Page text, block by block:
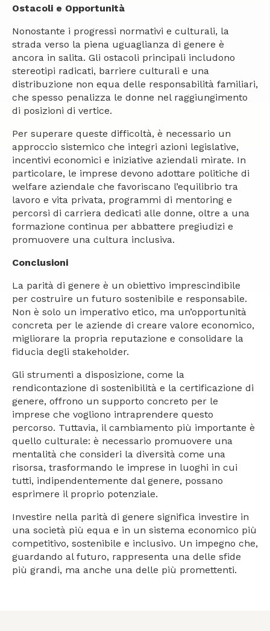
Ostacoli e Opportunità
Nonostante i progressi normativi e culturali, la
strada verso la piena uguaglianza di genere è
ancora in salita. Gli ostacoli principali includono
stereotipi radicati, barriere culturali e una
distribuzione non equa delle responsabilità familiari,
che spesso penalizza le donne nel raggiungimento
di posizioni di vertice.
Per superare queste difficoltà, è necessario un
approccio sistemico che integri azioni legislative,
incentivi economici e iniziative aziendali mirate. In
particolare, le imprese devono adottare politiche di
welfare aziendale che favoriscano l’equilibrio tra
lavoro e vita privata, programmi di mentoring e
percorsi di carriera dedicati alle donne, oltre a una
formazione continua per abbattere pregiudizi e
promuovere una cultura inclusiva.
Conclusioni
La parità di genere è un obiettivo imprescindibile
per costruire un futuro sostenibile e responsabile.
Non è solo un imperativo etico, ma un’opportunità
concreta per le aziende di creare valore economico,
migliorare la propria reputazione e consolidare la
fiducia degli stakeholder.
Gli strumenti a disposizione, come la
rendicontazione di sostenibilità e la certificazione di
genere, offrono un supporto concreto per le
imprese che vogliono intraprendere questo
percorso. Tuttavia, il cambiamento più importante è
quello culturale: è necessario promuovere una
mentalità che consideri la diversità come una
risorsa, trasformando le imprese in luoghi in cui
tutti, indipendentemente dal genere, possano
esprimere il proprio potenziale.
Investire nella parità di genere significa investire in
una società più equa e in un sistema economico più
competitivo, sostenibile e inclusivo. Un impegno che,
guardando al futuro, rappresenta una delle sfide
più grandi, ma anche una delle più promettenti.